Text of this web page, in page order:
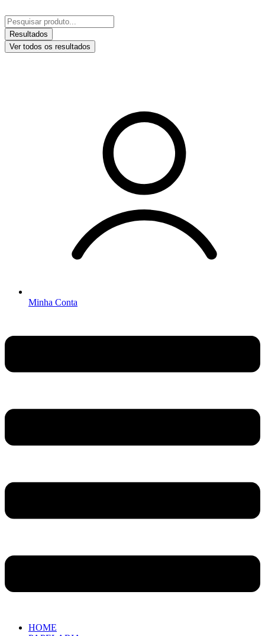
para
o
conteúdo
Pesquisar
...Resultados
Ver todos os resultados
Minha Conta
HOME